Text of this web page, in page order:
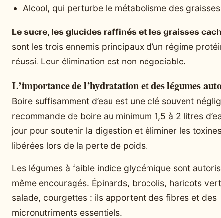
Alcool, qui perturbe le métabolisme des graisses
Le sucre, les glucides raffinés et les graisses
sont les trois ennemis principaux d’un régime
réussi. Leur élimination est non négociable.
L’importance de l’hydratation et des légumes
Boire suffisamment d’eau est une clé souvent
recommande de boire au minimum 1,5 à 2 litres
jour pour soutenir la digestion et éliminer les toxines
libérées lors de la perte de poids.
Les légumes à faible indice glycémique sont
même encouragés. Épinards, brocolis, haricots
salade, courgettes : ils apportent des fibres et des
micronutriments essentiels.